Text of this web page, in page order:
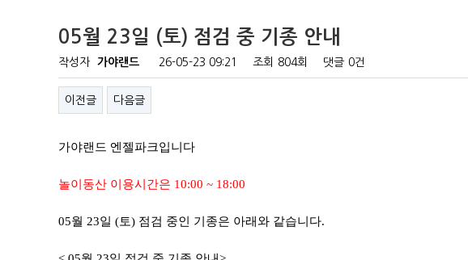
05월 23일 (토) 점검 중 기종 안내
작성자 가야랜드 26-05-23 09:21 조회 804회 댓글 0건
이전글 다음글
가야랜드 엔젤파크입니다
놀이동산 이용시간은 10:00 ~ 18:00
05월 23일 (토) 점검 중인 기종은 아래와 같습니다.